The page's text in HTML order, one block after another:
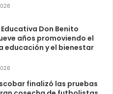
Don Benito
años promoviendo el
educación y el bienestar
finalizó las pruebas